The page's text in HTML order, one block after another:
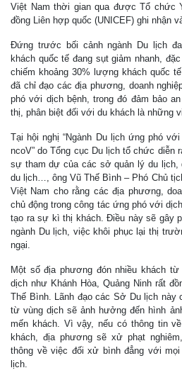
Việt Nam thời gian qua được Tổ chức
đồng Liên hợp quốc (UNICEF) ghi nhận
Đứng trước bối cảnh ngành Du lịch
khách quốc tế đang sụt giảm nhanh,
chiếm khoảng 30% lượng khách quốc
đã chỉ đạo các địa phương, doanh
phó với dịch bệnh, trong đó đảm bảo
thị, phân biệt đối với du khách là những
Tại hội nghị “Ngành Du lịch ứng phó
ncoV” do Tổng cục Du lịch tổ chức diễn
sự tham dự của các sở quản lý du lịch,
du lịch…, ông Vũ Thế Bình – Phó Chủ
Việt Nam cho rằng các địa phương,
chủ động trong công tác ứng phó với
tạo ra sự kì thị khách. Điều này sẽ gây
ngành Du lịch, việc khôi phục lại thị
ngại.
Một số địa phương đón nhiều khách
dịch như Khánh Hòa, Quảng Ninh rất
Thế Bình. Lãnh đạo các Sở Du lịch này
từ vùng dịch sẽ ảnh hưởng đến hình
mến khách. Vì vậy, nếu có thông tin
khách, địa phương sẽ xử phạt
thông về việc đối xử bình đẳng với
lịch.